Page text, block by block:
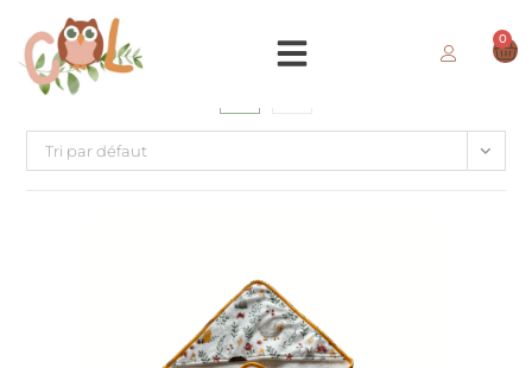
0
Tri par défaut